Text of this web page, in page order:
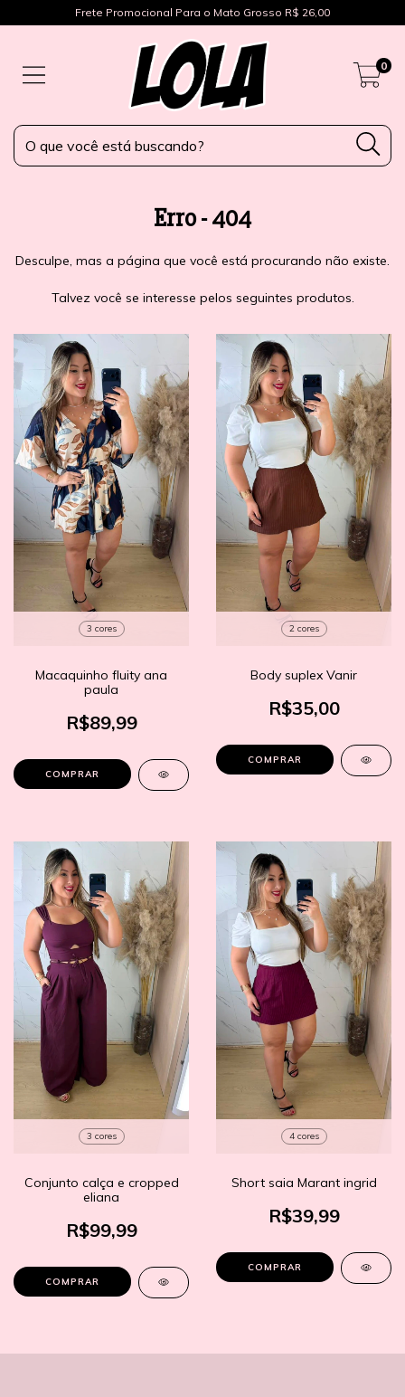
Frete Promocional Para o Mato Grosso R$ 26,00
0
Erro - 404
Desculpe, mas a página que você está procurando não existe.
Talvez você se interesse pelos seguintes produtos.
3 cores
Macaquinho fluity ana
paula
R$89,99
COMPRAR
2 cores
Body suplex Vanir
R$35,00
COMPRAR
3 cores
Conjunto calça e cropped
eliana
R$99,99
COMPRAR
4 cores
Short saia Marant ingrid
R$39,99
COMPRAR